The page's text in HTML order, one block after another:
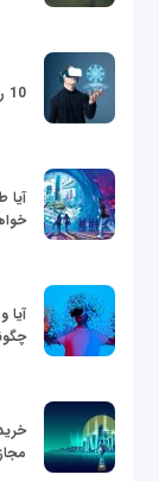
10 روند برتر تجارت و فناوری در سال 2022
آیا